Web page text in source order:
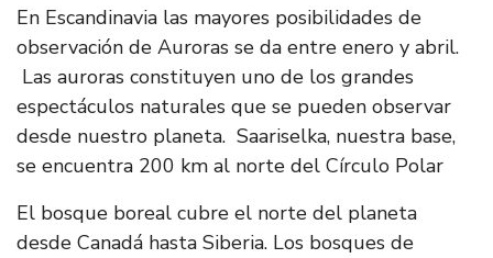
En Escandinavia las mayores posibilidades de
observación de Auroras se da entre enero y abril.
Las auroras constituyen uno de los grandes
espectáculos naturales que se pueden observar
desde nuestro planeta. Saariselka, nuestra base,
se encuentra 200 km al norte del Círculo Polar
El bosque boreal cubre el norte del planeta
desde Canadá hasta Siberia. Los bosques de